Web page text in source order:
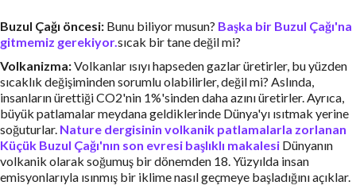
Buzul Çağı öncesi: Bunu biliyor musun? Başka bir Buzul Çağı'na
gitmemiz gerekiyor.sıcak bir tane değil mi?
Volkanizma:Volkanlar ısıyı hapseden gazlar üretirler, bu yüzden
sıcaklık değişiminden sorumlu olabilirler, değil mi? Aslında,
insanların ürettiği CO2'nin 1%'sinden daha azını üretirler. Ayrıca,
büyük patlamalar meydana geldiklerinde Dünya'yı ısıtmak yerine
soğuturlar. Nature dergisinin volkanik patlamalarla zorlanan
Küçük Buzul Çağı'nın son evresi başlıklı makalesi Dünyanın
volkanik olarak soğumuş bir dönemden 18. Yüzyılda insan
emisyonlarıyla ısınmış bir iklime nasıl geçmeye başladığını açıklar.